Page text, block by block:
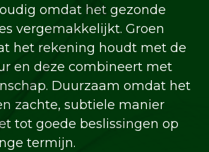
omdat het gezonde
vergemakkelijkt. Groen
het rekening houdt met de
en deze combineert met
Duurzaam omdat het
zachte, subtiele manier
tot goede beslissingen op
termijn.